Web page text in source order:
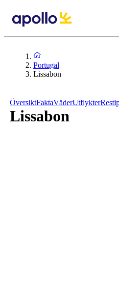
Portugal
Lissabon
ÖversiktFaktaVäderUtflykter
Lissabon